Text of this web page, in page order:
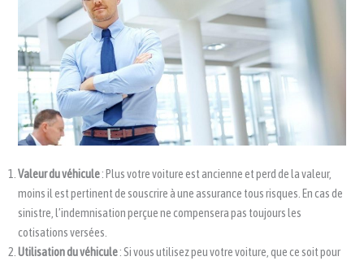
Valeur du véhicule: Plus votre voiture est ancienne et perd de la valeur,
moins il est pertinent de souscrire à une assurance tous risques. En cas de
sinistre, l’indemnisation perçue ne compensera pas toujours les
cotisations versées.
Utilisation du véhicule: Si vous utilisez peu votre voiture, que ce soit pour